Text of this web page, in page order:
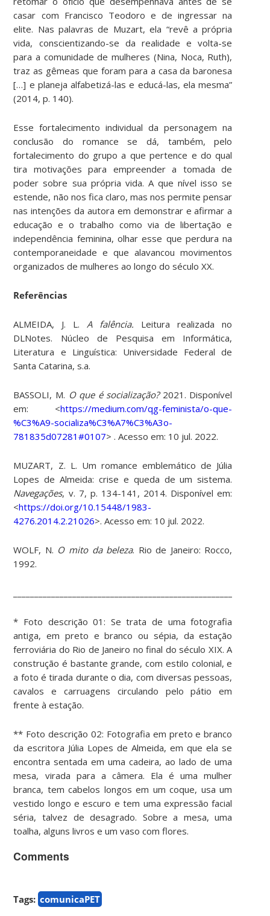
casar com Francisco Teodoro e de ingressar na
elite. Nas palavras de Muzart, ela “revê a própria
vida, conscientizando-se da realidade e volta-se
para a comunidade de mulheres (Nina, Noca, Ruth),
traz as gêmeas que foram para a casa da baronesa
[…] e planeja alfabetizá-las e educá-las, ela mesma”
(2014, p. 140).
Esse fortalecimento individual da personagem na
conclusão do romance se dá, também, pelo
fortalecimento do grupo a que pertence e do qual
tira motivações para empreender a tomada de
poder sobre sua própria vida. A que nível isso se
estende, não nos fica claro, mas nos permite pensar
nas intenções da autora em demonstrar e afirmar a
educação e o trabalho como via de libertação e
independência feminina, olhar esse que perdura na
contemporaneidade e que alavancou movimentos
organizados de mulheres ao longo do século XX.
Referências
ALMEIDA, J. L. A falência. Leitura realizada no
DLNotes. Núcleo de Pesquisa em Informática,
Literatura e Linguística: Universidade Federal de
Santa Catarina, s.a.
BASSOLI, M. O que é socialização?2021. Disponível
em: <https://medium.com/qg-feminista/o-que-
%C3%A9-socializa%C3%A7%C3%A3o-
781835d07281#0107> . Acesso em: 10 jul. 2022.
MUZART, Z. L. Um romance emblemático de Júlia
Lopes de Almeida: crise e queda de um sistema.
Navegações, v. 7, p. 134-141, 2014. Disponível em:
<https://doi.org/10.15448/1983-
4276.2014.2.21026>. Acesso em: 10 jul. 2022.
WOLF, N. O mito da beleza. Rio de Janeiro: Rocco,
1992.
* Foto descrição 01: Se trata de uma fotografia
antiga, em preto e branco ou sépia, da estação
ferroviária do Rio de Janeiro no final do século XIX. A
construção é bastante grande, com estilo colonial, e
a foto é tirada durante o dia, com diversas pessoas,
cavalos e carruagens circulando pelo pátio em
frente à estação.
** Foto descrição 02: Fotografia em preto e branco
da escritora Júlia Lopes de Almeida, em que ela se
encontra sentada em uma cadeira, ao lado de uma
mesa, virada para a câmera. Ela é uma mulher
branca, tem cabelos longos em um coque, usa um
vestido longo e escuro e tem uma expressão facial
séria, talvez de desagrado. Sobre a mesa, uma
toalha, alguns livros e um vaso com flores.
Comments
Tags: comunicaPET